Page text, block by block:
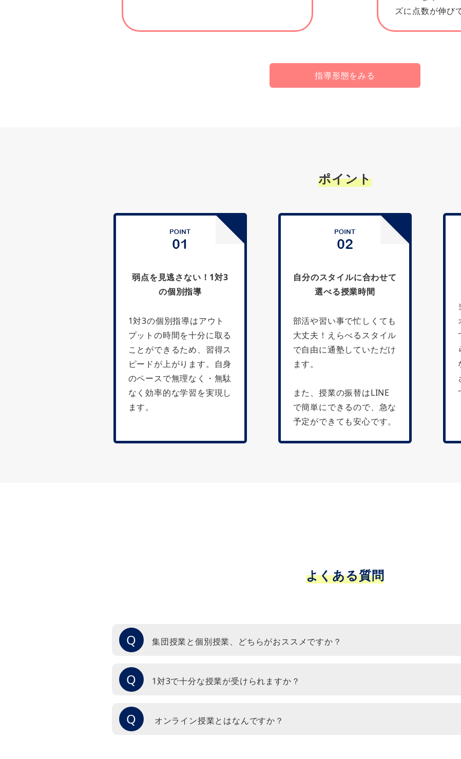
ズに点数が伸び
指導形態をみる
ポイント
弱点を見逃さない！1対3
の個別指導
1対3の個別指導はアウト
プットの時間を十分に取る
ことができるため、習得ス
ピードが上がります。自身
のペースで無理なく・無駄
なく効率的な学習を実現し
ます。
自分のスタイルに合わせて
選べる授業時間
部活や習い事で忙しくても
大丈夫！えらべるスタイル
で自由に通塾していただけ
ます。
また、授業の振替はLINE
で簡単にできるので、急な
予定ができても安心です。
よくある質問
Q 集団授業と個別授業、どちらがおススメですか？
Q 1対3で十分な授業が受けられますか？
Q オンライン授業とはなんですか？